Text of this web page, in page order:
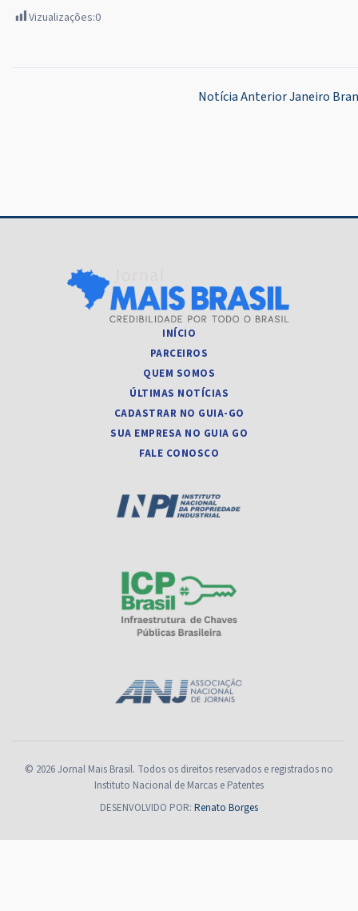
Vizualizações:0
Notícia AnteriorJaneiro
INÍCIO
PARCEIROS
QUEM SOMOS
ÚLTIMAS NOTÍCIAS
CADASTRAR NO GUIA-GO
SUA EMPRESA NO GUIA GO
FALE CONOSCO
© 2026 Jornal Mais Brasil. Todos os direitos reservados e registrados no
Instituto Nacional de Marcas e Patentes
DESENVOLVIDO POR: Renato Borges